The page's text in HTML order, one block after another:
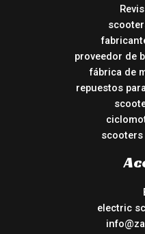
proveedor de
fábrica de
repuestos
electric